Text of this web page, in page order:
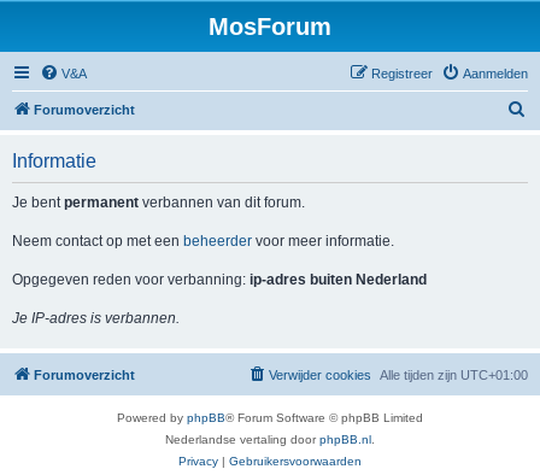
MosForum
V&A Aanmelden
Registreer
Forumoverzicht
Informatie
Je bentpermanent verbannen van dit forum.
Neem contact op met een beheerder voor meer informatie.
Opgegeven reden voor verbanning: ip-adres buiten Nederland
Je IP-adres is verbannen.
Forumoverzicht Alle tijden zijn UTC+01:00
Verwijder cookies
Powered by phpBB® Forum Software © phpBB Limited
Nederlandse vertaling doorphpBB.nl
Privacy | Gebruikersvoorwaarden